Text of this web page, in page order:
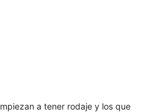
a tener rodaje y los que